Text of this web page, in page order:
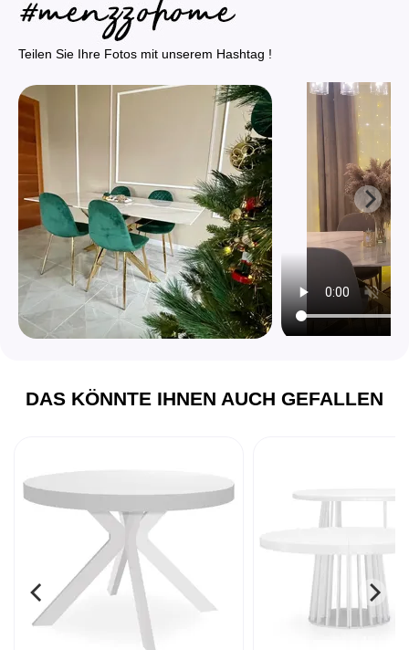
Teilen Sie Ihre Fotos mit unserem Hashtag !
DAS KÖNNTE IHNEN AUCH GEFALLEN